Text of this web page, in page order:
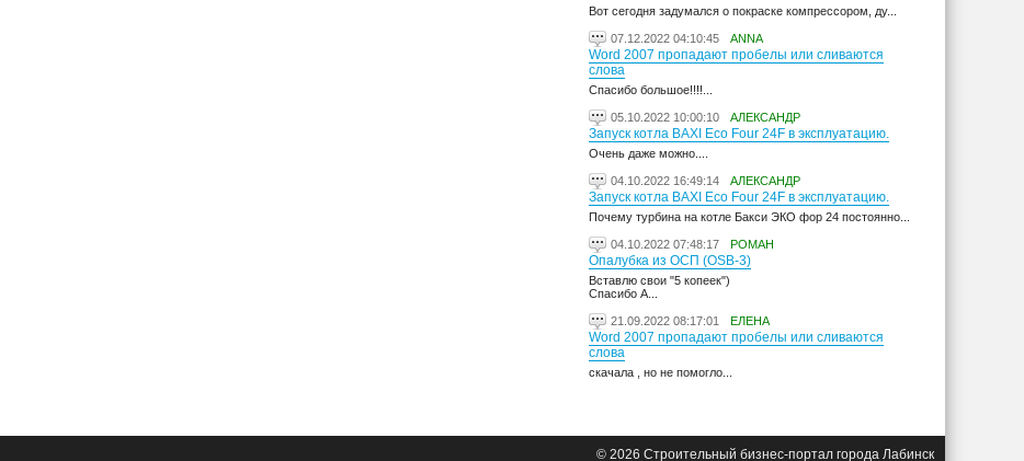
Вот сегодня задумался о покраске компрессором, ду...
07.12.2022 04:10:45 ANNA
Word 2007 пропадают пробелы или сливаются
слова
Спасибо большое!!!!...
05.10.2022 10:00:10 АЛЕКСАНДР
Запуск котла BAXI Eco Four 24F в эксплуатацию.
Очень даже можно....
04.10.2022 16:49:14 АЛЕКСАНДР
Запуск котла BAXI Eco Four 24F в эксплуатацию.
Почему турбина на котле Бакси ЭКО фор 24 постоянно...
04.10.2022 07:48:17 РОМАН
Опалубка из ОСП (OSB-3)
Вставлю свои "5 копеек")
Спасибо А...
21.09.2022 08:17:01 ЕЛЕНА
Word 2007 пропадают пробелы или сливаются
слова
скачала , но не помогло...
© 2026 Строительный бизнес-портал города Лабинск